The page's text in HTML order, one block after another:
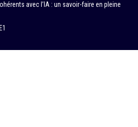
avec l’IA : un savoir-faire en pleine